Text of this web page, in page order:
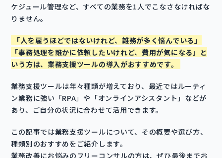
ケジュール管理など、すべての業務を1人でこなさなければな
りません。
「人を雇うほどではないけれど、雑務が多く悩んでいる」
「事務処理を誰かに依頼したいけれど、費用が気になる」と
いう方は、業務支援ツールの導入がおすすめです。
業務支援ツールは年々種類が増えており、最近ではルーティ
ン業務に強い「RPA」や「オンラインアシスタント」などが
あり、ご自分の状況に合わせて活用できます。
この記事では業務支援ツールについて、その概要や選び方、
種類別のおすすめをご紹介します。
業務改善にお悩みのフリーコンサルの方は、ぜひ最後までお